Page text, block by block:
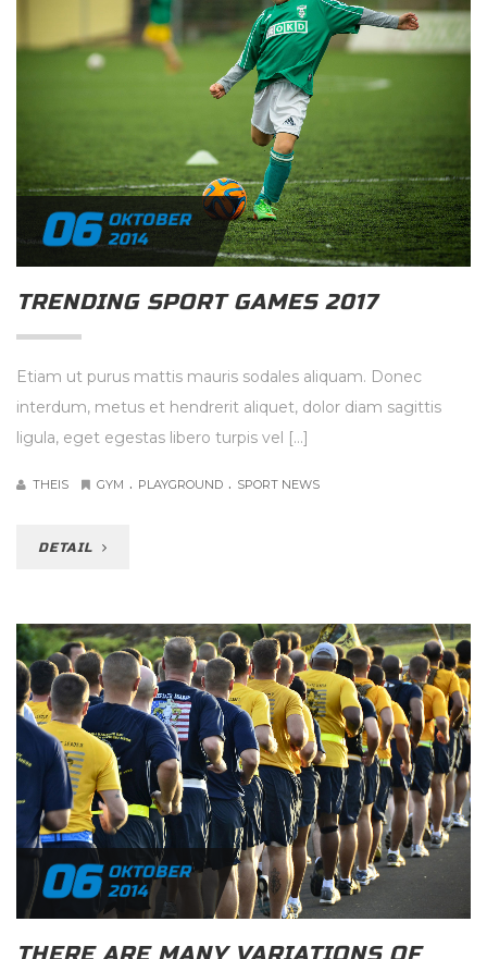
06 OKTOBER
2014
TRENDING SPORT GAMES 2017
Etiam ut purus mattis mauris sodales aliquam. Donec
interdum, metus et hendrerit aliquet, dolor diam sagittis
ligula, eget egestas libero turpis vel […]
THEIS GYM . PLAYGROUND . SPORT NEWS
DETAIL
06 OKTOBER
2014